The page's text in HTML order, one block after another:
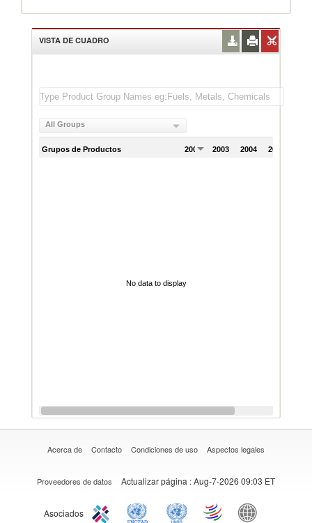
VISTA DE CUADRO
All Groups
Grupos de Productos 2002 2003 2004 2005
No data to display
Acerca de Contacto Condiciones de uso Aspectos legales
Proveedores de datos Actualizar página : Aug-7-2026 09:03 ET
Asociados